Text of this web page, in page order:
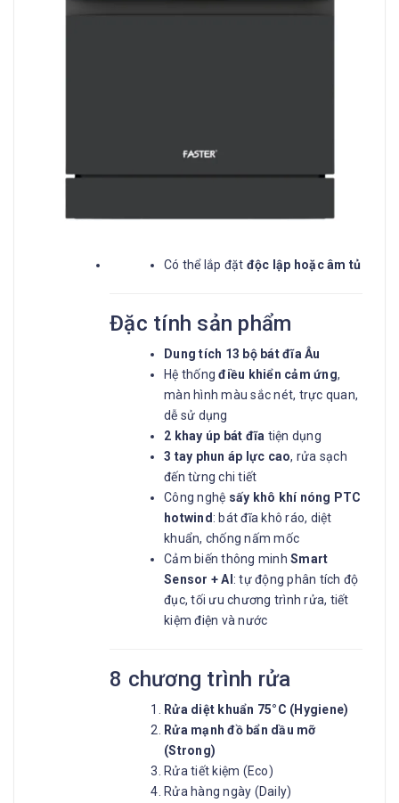
Có thể lắp đặt độc lập hoặc âm tủ
Đặc tính sản phẩm
Dung tích 13 bộ bát đĩa Âu
Hệ thốngđiều khiển cảm ứng,
màn hình màu sắc nét, trực quan,
dễ sử dụng
2 khay úp bát đĩa tiện dụng
3 tay phun áp lực cao, rửa sạch
đến từng chi tiết
Công nghệ sấy khô khí nóng PTC
hotwind : bát đĩa khô ráo, diệt
khuẩn, chống nấm mốc
Cảm biến thông minh Smart
Sensor + AI : tự động phân tích độ
đục, tối ưu chương trình rửa, tiết
kiệm điện và nước
8 chương trình rửa
Rửa diệt khuẩn 75°C (Hygiene)
Rửa mạnh đồ bẩn dầu mỡ
(Strong)
Rửa tiết kiệm (Eco)
Rửa hàng ngày (Daily)